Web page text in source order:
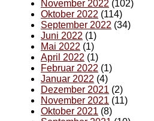
November 2022 (102)
Oktober 2022 (114)
September 2022 (34)
Juni 2022 (1)
Mai 2022 (1)
April 2022 (1)
Februar 2022 (1)
Januar 2022 (4)
Dezember 2021 (2)
November 2021 (11)
Oktober 2021 (8)